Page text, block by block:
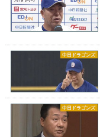
中日ドラゴンズ
中日ドラゴンズ